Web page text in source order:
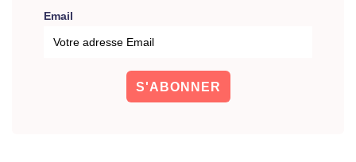
Email